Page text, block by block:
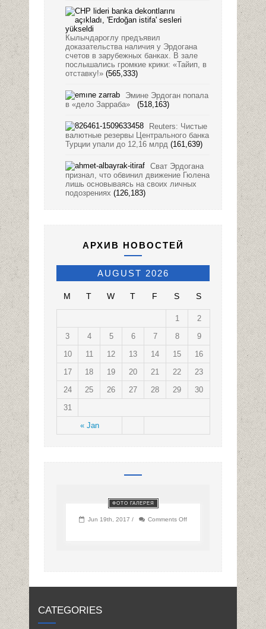
Кылычдароглу предъявил
доказательства наличия у Эрдогана
счетов в зарубежных банках. В зале
послышались громкие крики: «Тайип, в
отставку!» (565,333)
Эмине Эрдоган попала
в «дело Зарраба»
(518,163)
Reuters: Чистые
валютные резервы Центрального банка
Турции упали до 12,16 млрд (161,639)
Сват Эрдогана
признал, что обвинил движение Гюлена
лишь основываясь на своих личных
подозрениях (126,183)
АРХИВ НОВОСТЕЙ
AUGUST 2026
M T W T F S S
« Jan
1
2
3
4 5 6 7 8
9
10
11 12 13 14 15
16
17
18 19 20 21 22
23
24
25 26 27 28 29
30
31
ФОТО ГАЛЕРЕЯ
Jun 19th, 2017 / Comments Off
CATEGORIES